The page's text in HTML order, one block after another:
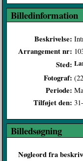
Billedinformation
Beskrivelse:
Arrangement nr:
Sted:
Fotograf:
Periode:
Tilføjet den:
Billedsøgning
Nøgleord fra